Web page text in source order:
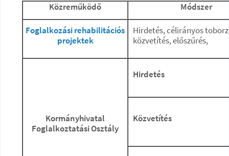
Közreműködő
Módszer
Foglalkozási rehabilitációs
projektek
Hirdetés, célirányos
közvetítés, előszűrés,
Kormányhivatal
Foglalkoztatási Osztály
Hirdetés
Közvetítés